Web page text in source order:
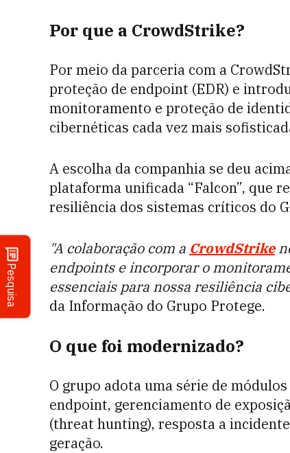
Pesquisa
Por que a CrowdStrike?
Por meio da parceria com a
proteção de endpoint (EDR) e
monitoramento e proteção de
cibernéticas cada vez mais
A escolha da companhia se deu
plataforma unificada “Falcon”, que
resiliência dos sistemas críticos do
"A colaboração com a CrowdStrike
endpoints e incorporar o
essenciais para nossa resiliência
da Informação do Grupo Protege.
O que foi modernizado?
O grupo adota uma série de
endpoint, gerenciamento de
(threat hunting), resposta a
geração.